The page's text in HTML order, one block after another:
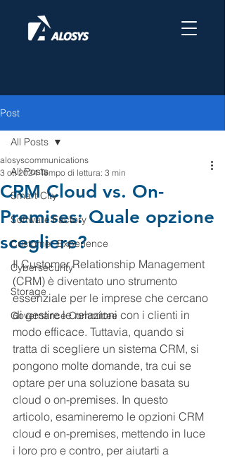
Post
All Posts
Smart City
Software Factory
Customer Experience
Cybersecurity
Storage
Governance Committee
All Posts
CRM Cloud vs. On-
Premises: Quale opzione
scegliere?
alosyscommunications
3 ott 2024 Tempo di lettura: 3 min
Il Customer Relationship Management
(CRM) è diventato uno strumento
essenziale per le imprese che cercano
di gestire le relazioni con i clienti in
modo efficace. Tuttavia, quando si
tratta di scegliere un sistema CRM, si
pongono molte domande, tra cui se
optare per una soluzione basata su
cloud o on-premises. In questo
articolo, esamineremo le opzioni CRM
cloud e on-premises, mettendo in luce
i loro pro e contro, per aiutarti a